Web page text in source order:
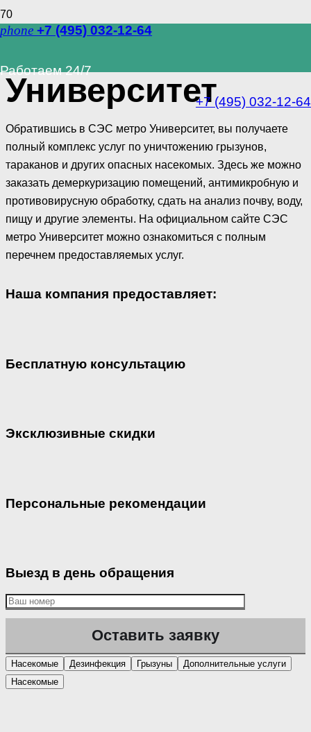
phone +7 (495) 032-12-64
Работаем 24/7
+7 (495) 032-12-64
Университет
Обратившись в СЭС метро Университет, вы получаете
полный комплекс услуг по уничтожению грызунов,
тараканов и других опасных насекомых. Здесь же можно
заказать демеркуризацию помещений, антимикробную и
противовирусную обработку, сдать на анализ почву, воду,
пищу и другие элементы. На официальном сайте СЭС
метро Университет можно ознакомиться с полным
перечнем предоставляемых услуг.
Наша компания предоставляет:
Бесплатную консультацию
Эксклюзивные скидки
Персональные рекомендации
Выезд в день обращения
Насекомые Дезинфекция Грызуны
Дополнительные услуги
Насекомые